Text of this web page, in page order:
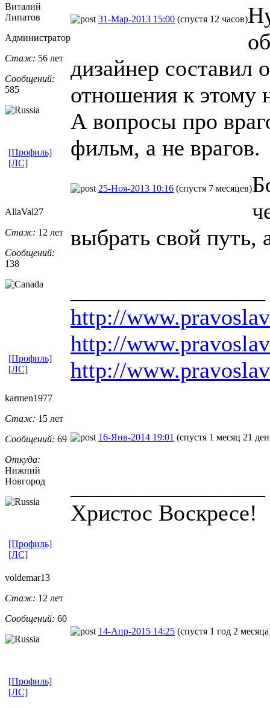
Виталий
Липатов
Администратор
Стаж: 56 лет
Сообщений:
585
31-Мар-2013 15:00 (спустя 12 часов)
дизайнер составил
отношения к этому
А вопросы про
фильм, а не врагов.
[Профиль]
[ЛС]
AllaVal27
Стаж: 12 лет
Сообщений:
138
25-Ноя-2013 10:16 (спустя 7 месяцев)
выбрать свой путь,
http://
http://
http://
[Профиль]
[ЛС]
karmen1977
Стаж: 15 лет
Сообщений: 69
Откуда:
Нижний
Новгород
16-Янв-2014 19:01 (спустя 1 месяц 21
Христос Воскресе!
[Профиль]
[ЛС]
voldemar13
Стаж: 12 лет
Сообщений: 60
14-Апр-2015 14:25 (спустя 1 год 2
[Профиль]
[ЛС]